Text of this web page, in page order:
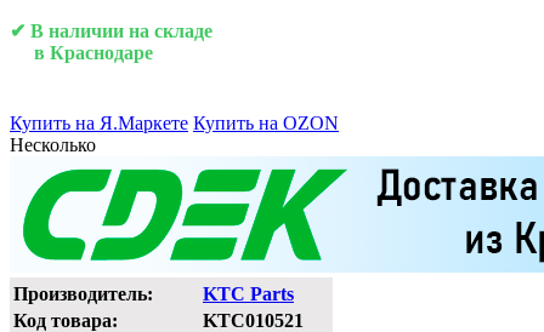
✔ В наличии на складе
в Краснодаре
Купить на Я.Маркете Купить на OZON
Несколько
Производитель:
KTC Parts
Код товара:
KTC010521